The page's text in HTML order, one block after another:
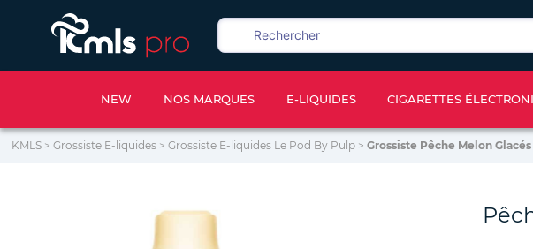
NEW NOS MARQUES E-LIQUIDES CIGARETTES
KMLS > Grossiste E-liquides > Grossiste E-liquides Le Pod By Pulp > Grossiste Pêche Melon